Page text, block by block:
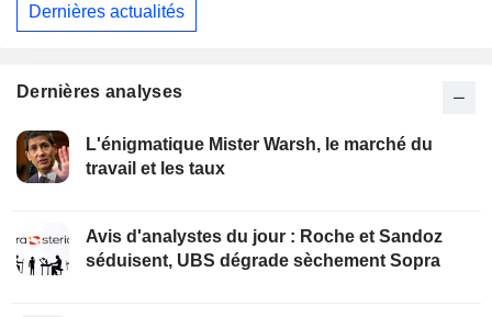
Dernières actualités
Dernières analyses
L'énigmatique Mister Warsh, le marché du
travail et les taux
Avis d'analystes du jour : Roche et Sandoz
séduisent, UBS dégrade sèchement Sopra